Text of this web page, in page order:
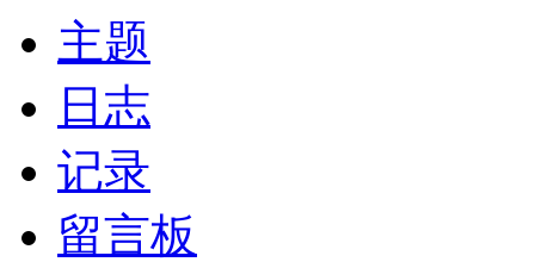
主题
日志
记录
留言板